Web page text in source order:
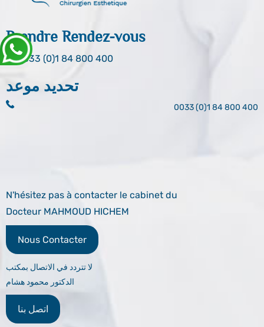
Prendre Rendez-vous
0033 (0)1 84 800 400
تحديد موعد
0033 (0)1 84 800 400
N'hésitez pas à contacter le cabinet du
Docteur MAHMOUD HICHEM
Nous Contacter
لا تتردد في الاتصال بمكتب
الدكتور محمود هشام
اتصل بنا